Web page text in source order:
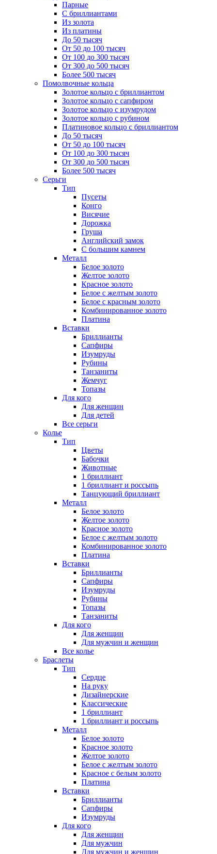
Парные
С бриллиантами
Из золота
Из платины
До 50 тысяч
От 50 до 100 тысяч
От 100 до 300 тысяч
От 300 до 500 тысяч
Более 500 тысяч
Помолвочные кольца
Золотое кольцо с бриллиантом
Золотое кольцо с сапфиром
Золотое кольцо с изумрудом
Золотое кольцо с рубином
Платиновое кольцо с бриллиантом
До 50 тысяч
От 50 до 100 тысяч
От 100 до 300 тысяч
От 300 до 500 тысяч
Более 500 тысяч
Серьги
Тип
Пусеты
Конго
Висячие
Дорожка
Груша
Английский замок
С большим камнем
Металл
Белое золото
Желтое золото
Красное золото
Белое с желтым золото
Белое с красным золото
Комбинированное золото
Платина
Вставки
Бриллианты
Сапфиры
Изумруды
Рубины
Танзаниты
Жемчуг
Топазы
Для кого
Для женщин
Для детей
Все серьги
Колье
Тип
Цветы
Бабочки
Животные
1 бриллиант
1 бриллиант и россыпь
Танцующий бриллиант
Металл
Белое золото
Желтое золото
Красное золото
Белое с желтым золото
Комбинированное золото
Платина
Вставки
Бриллианты
Сапфиры
Изумруды
Рубины
Топазы
Танзаниты
Для кого
Для женщин
Для мужчин и женщин
Все колье
Браслеты
Тип
Сердце
На руку
Дизайнерские
Классические
1 бриллиант
1 бриллиант и россыпь
Металл
Белое золото
Красное золото
Желтое золото
Белое с желтым золото
Красное с белым золото
Платина
Вставки
Бриллианты
Сапфиры
Изумруды
Для кого
Для женщин
Для мужчин
Для мужчин и женщин